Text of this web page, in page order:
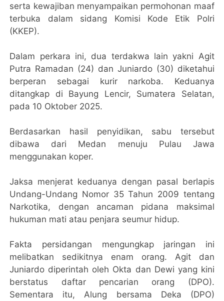
serta kewajiban menyampaikan permohonan maaf
terbuka dalam sidang Komisi Kode Etik Polri
(KKEP).
Dalam perkara ini, dua terdakwa lain yakni Agit
Putra Ramadan (24) dan Juniardo (30) diketahui
berperan sebagai kurir narkoba. Keduanya
ditangkap di Bayung Lencir, Sumatera Selatan,
pada 10 Oktober 2025.
Berdasarkan hasil penyidikan, sabu tersebut
dibawa dari Medan menuju Pulau Jawa
menggunakan koper.
Jaksa menjerat keduanya dengan pasal berlapis
Undang-Undang Nomor 35 Tahun 2009 tentang
Narkotika, dengan ancaman pidana maksimal
hukuman mati atau penjara seumur hidup.
Fakta persidangan mengungkap jaringan ini
melibatkan sedikitnya enam orang. Agit dan
Juniardo diperintah oleh Okta dan Dewi yang kini
berstatus daftar pencarian orang (DPO).
Sementara itu, Alung bersama Deka (DPO)